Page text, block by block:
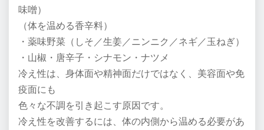
味噌）
（体を温める香辛料）
・薬味野菜（しそ／生姜／ニンニク／ネギ／玉ねぎ）
・山椒・唐辛子・シナモン・ナツメ
冷え性は、身体面や精神面だけではなく、美容面や免
疫面にも
色々な不調を引き起こす原因です。
冷え性を改善するには、体の内側から温める必要があ